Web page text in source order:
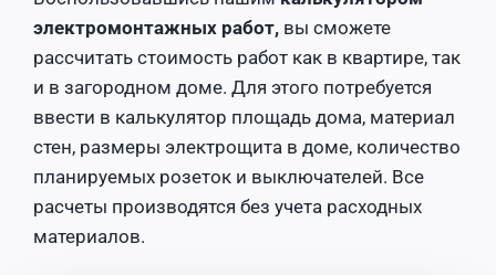
электромонтажных работ,вы сможете
рассчитать стоимость работ как в квартире, так
и в загородном доме. Для этого потребуется
ввести в калькулятор площадь дома, материал
стен, размеры электрощита в доме, количество
планируемых розеток и выключателей. Все
расчеты производятся без учета расходных
материалов.